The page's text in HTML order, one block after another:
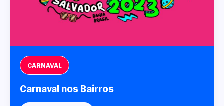
CARNAVAL
Carnaval nos Bairros